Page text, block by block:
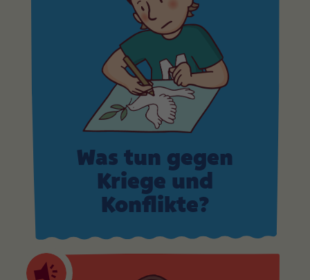
Was tun gegen
Kriege und
Konflikte?